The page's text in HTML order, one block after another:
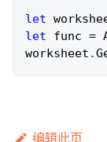
let
let func =
worksheet .
编辑此页